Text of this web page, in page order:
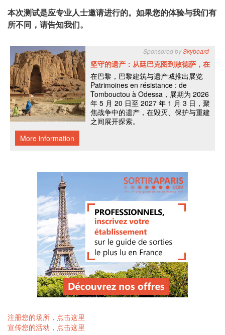
本次测试是应专业人士邀请进行的。如果您的体验与我们有
所不同，请告知我们。
注册您的场所，点击这里
宣传您的活动，点击这里